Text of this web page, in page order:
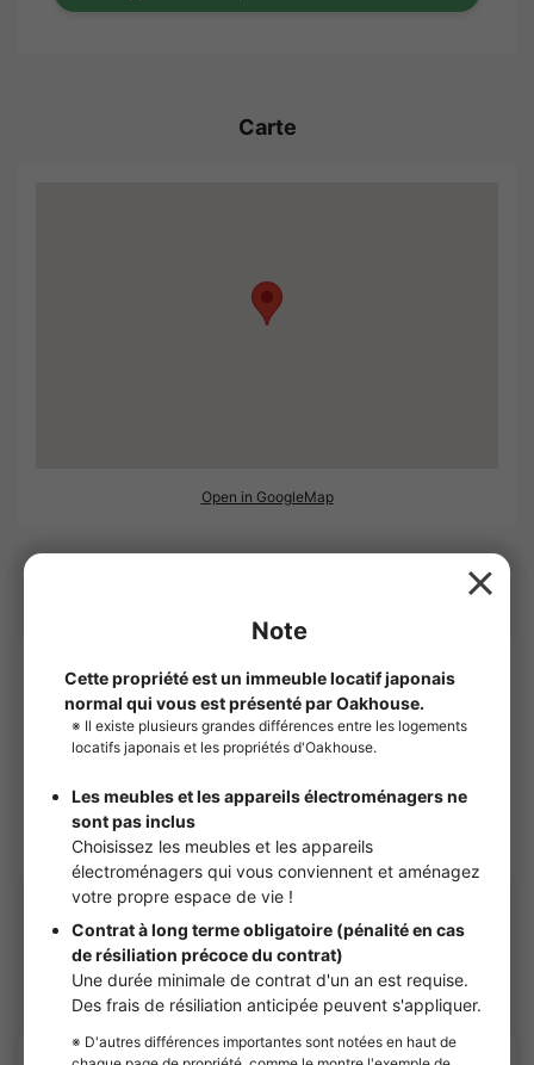
Carte
Open in GoogleMap
Nom de l’entreprise
OAKHOUSE as Agent
1-6, Shinogawamachi, Shinjuku-ku, Tokyo 162-0814
Profil de l'entreprise
OAKHOUSE will show you this apartment.
Logements à proximité
Sharehouses à Chuo
APARTMENT